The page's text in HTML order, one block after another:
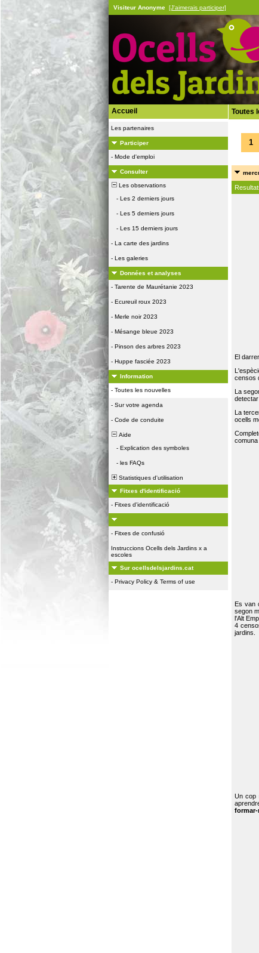
Visiteur Anonyme [J'aimerais participer]
Accueil
Les partenaires
Participer
- Mode d'emploi
Consulter
Les observations
- Les 2 derniers jours
- Les 5 derniers jours
- Les 15 derniers jours
- La carte des jardins
- Les galeries
Données et analyses
- Tarente de Maurétanie 2023
- Ecureuil roux 2023
- Merle noir 2023
- Mésange bleue 2023
- Pinson des arbres 2023
- Huppe fasciée 2023
Information
- Toutes les nouvelles
- Sur votre agenda
- Code de conduite
Aide
- Explication des symboles
- les FAQs
Statistiques d'utilisation
Fitxes d'identificació
- Fitxes d'identificació
- Fitxes de confusió
Instruccions Ocells dels Jardins x a
escoles
Sur ocellsdelsjardins.cat
- Privacy Policy & Terms of use
Toutes
1
El
censos
La
detectar
La
ocells
comuna
Es van
segon
l'Alt
4
jardins.
Un cop
formar-